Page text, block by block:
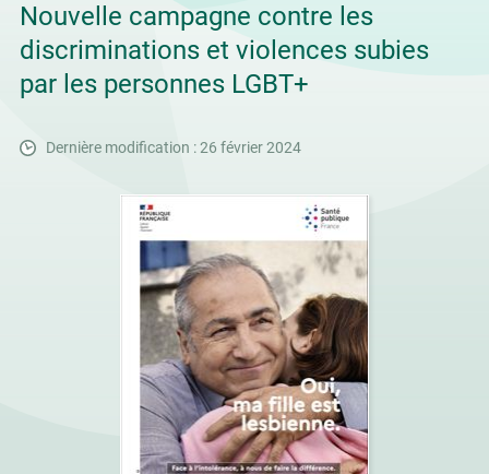
Nouvelle campagne contre les
discriminations et violences subies
par les personnes LGBT+
Dernière modification : 26 février 2024